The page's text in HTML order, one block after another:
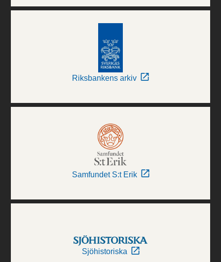
Riksbankens arkiv
Samfundet S:t Erik
Sjöhistoriska